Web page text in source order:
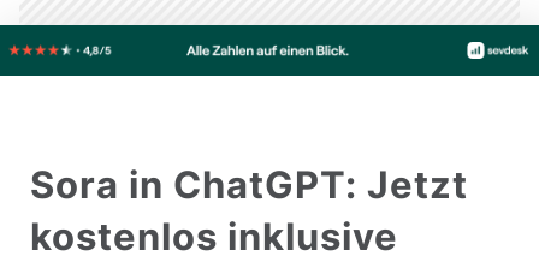
Sora in ChatGPT: Jetzt
kostenlos inklusive